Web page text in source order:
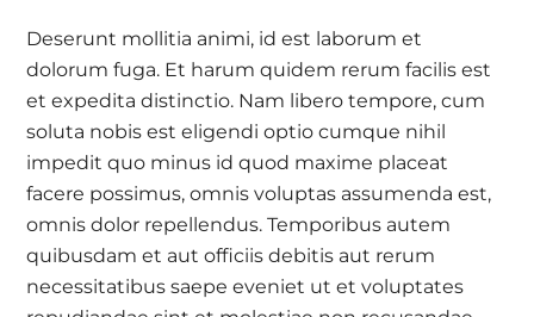
Deserunt mollitia animi, id est laborum et
dolorum fuga. Et harum quidem rerum facilis est
et expedita distinctio. Nam libero tempore, cum
soluta nobis est eligendi optio cumque nihil
impedit quo minus id quod maxime placeat
facere possimus, omnis voluptas assumenda est,
omnis dolor repellendus. Temporibus autem
quibusdam et aut officiis debitis aut rerum
necessitatibus saepe eveniet ut et voluptates